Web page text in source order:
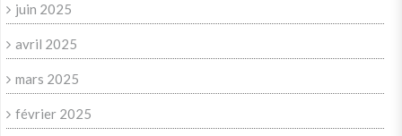
juin 2025
avril 2025
mars 2025
février 2025